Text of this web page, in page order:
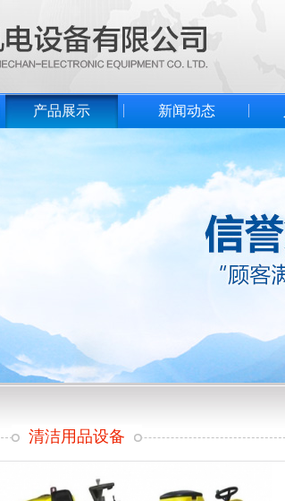
产品展示 新闻动态
清洁用品设备